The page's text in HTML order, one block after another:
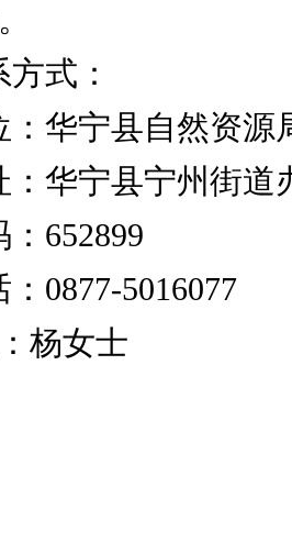
式：
：华宁县自然资源
：华宁县宁州街道
652899
0877-5016077
杨女士